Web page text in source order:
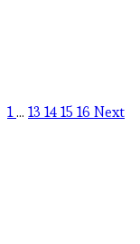
1... 13 1415 16 Next